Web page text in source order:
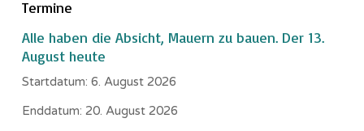
Termine
Alle haben die Absicht, Mauern zu bauen. Der 13.
August heute
Startdatum: 6. August 2026
Enddatum: 20. August 2026